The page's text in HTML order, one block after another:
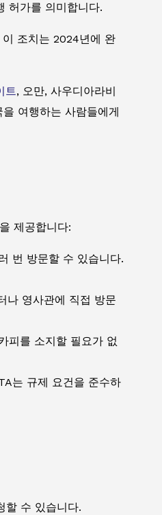
허가를 의미합니다.
조치는 2024년에 완
트, 오만, 사우디아라비
여행하는 사람들에게
제공합니다:
번 방문할 수 있습니다.
나 영사관에 직접 방문
피를 소지할 필요가 없
는 규제 요건을 준수하
할 수 있습니다.